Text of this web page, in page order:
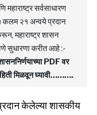
सर्वसाधारण
कलम २१ अन्वये प्रदान
महाराष्ट्र शासन
सुधारणा करीत आहे :-
PDF वर
मिळवून घ्यावी……….
केलेल्या शासकीय